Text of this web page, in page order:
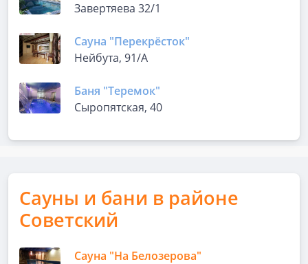
Завертяева 32/1
Сауна "Перекрёсток"
Нейбута, 91/А
Баня "Теремок"
Сыропятская, 40
Сауны и бани в районе
Советский
Сауна "На Белозерова"